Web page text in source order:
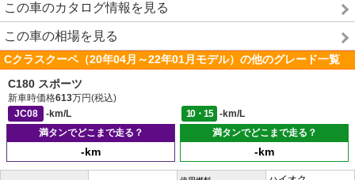
この車のカタログ情報を見る
この車の相場を見る
Cクラスクーペ（20年04月～22年01月モデル）の他のグレード一覧
C180 スポーツ
新車時価格613万円(税込)
JC08
-km/L 10・15
-km/L
満タンでどこまで走る？
-km
満タンでどこまで走る？
-km